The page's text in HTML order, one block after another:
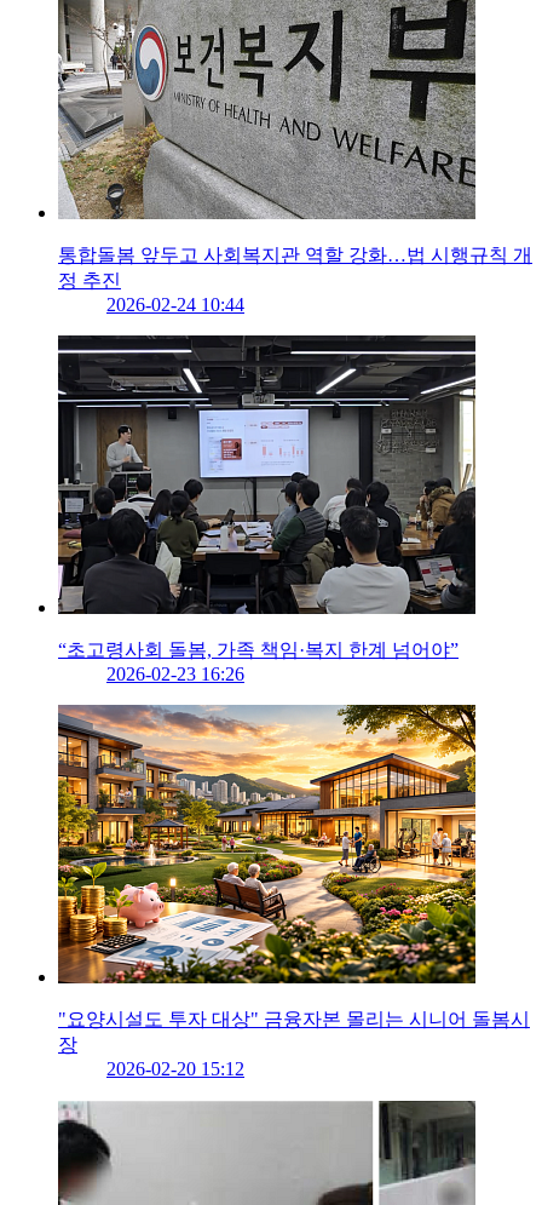
통합돌봄 앞두고 사회복지관 역할 강화…법 시행규칙 개
정 추진
2026-02-24 10:44
“초고령사회 돌봄, 가족 책임·복지 한계 넘어야”
2026-02-23 16:26
"요양시설도 투자 대상" 금융자본 몰리는 시니어 돌봄시
장
2026-02-20 15:12